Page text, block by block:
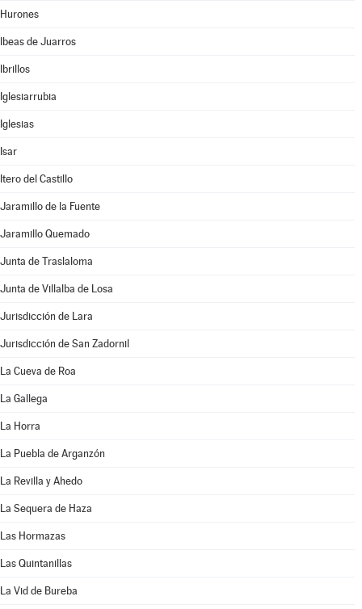
Hurones
Ibeas de Juarros
Ibrillos
Iglesiarrubia
Iglesias
Isar
Itero del Castillo
Jaramillo de la Fuente
Jaramillo Quemado
Junta de Traslaloma
Junta de Villalba de Losa
Jurisdicción de Lara
Jurisdicción de San Zadornil
La Cueva de Roa
La Gallega
La Horra
La Puebla de Arganzón
La Revilla y Ahedo
La Sequera de Haza
Las Hormazas
Las Quintanillas
La Vid de Bureba